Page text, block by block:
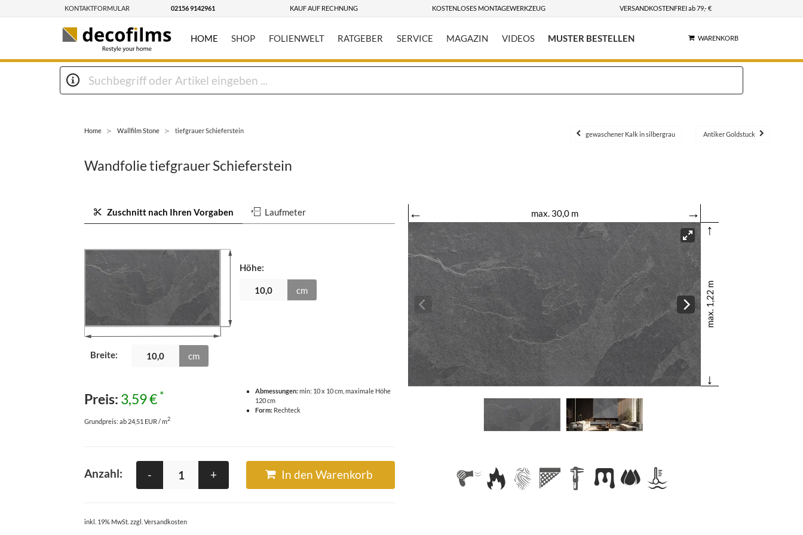
KONTAKTFORMULAR 02156 9142961 KAUF AUF RECHNUNG KOSTENLOSES MONTAGEWERKZEUG VERSANDKOSTENFREI ab 79,- €
HOME SHOP FOLIENWELT RATGEBER SERVICE MAGAZIN VIDEOS MUSTER BESTELLEN WARENKORB
Home Wallfilm Stone tiefgrauer Schieferstein gewaschener Kalk in silbergrau Antiker Goldstuck
Wandfolie tiefgrauer Schieferstein
Zuschnitt nach Ihren Vorgaben Laufmeter
Breite: cm
Höhe:
cm
Preis: 3,59 € *
Grundpreis: ab 24,51 EUR / m2
Abmessungen:min: 10 x 10 cm, maximale Höhe
120 cm
Form: Rechteck
Anzahl: - + In den Warenkorb
inkl. 19% MwSt. zzgl. Versandkosten
← max. 30,0 m
→
↑
max. 1,22 m
↓